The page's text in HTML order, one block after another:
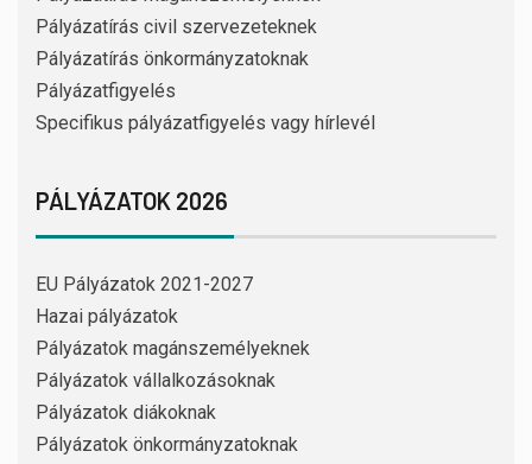
Pályázatírás civil szervezeteknek
Pályázatírás önkormányzatoknak
Pályázatfigyelés
Specifikus pályázatfigyelés vagy hírlevél
PÁLYÁZATOK 2026
EU Pályázatok 2021-2027
Hazai pályázatok
Pályázatok magánszemélyeknek
Pályázatok vállalkozásoknak
Pályázatok diákoknak
Pályázatok önkormányzatoknak